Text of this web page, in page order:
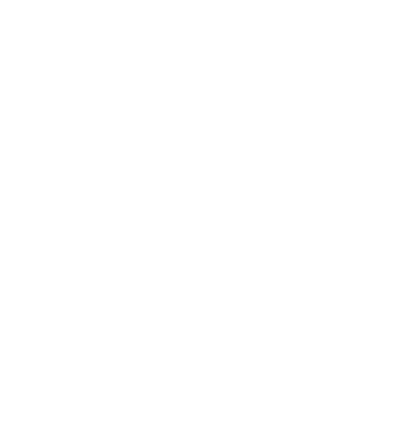
peuvent être génétiques. C'est le cas des
de puberté. Elles peuvent être hormonales se
suite à la ménopause ou une grossesse.
tendance à s'aplatir. Le vieillissement
légère ptose mammaire.
la perte de volume mammaire peut être
exemple, le syndrome de Poland est
mammaire